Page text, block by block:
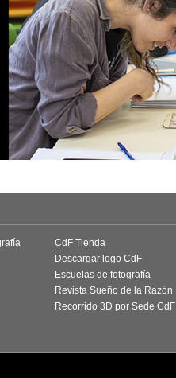
CdF Tienda
Descargar logo CdF
Escuelas de fotografía
Revista Sueño de la Razón
Recorrido 3D por Sede CdF